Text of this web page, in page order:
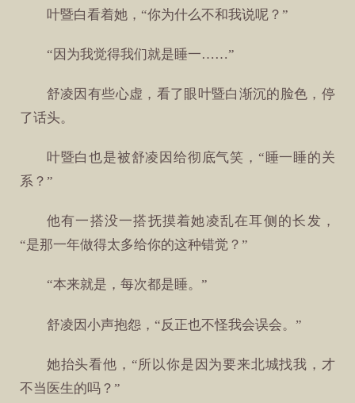
叶暨白看着她，“你为什么不和我说呢？”
“因为我觉得我们就是睡一……”
舒凌因有些心虚，看了眼叶暨白渐沉的脸色，停
了话头。
叶暨白也是被舒凌因给彻底气笑，“睡一睡的关
系？”
他有一搭没一搭抚摸着她凌乱在耳侧的长发，
“是那一年做得太多给你的这种错觉？”
“本来就是，每次都是睡。”
舒凌因小声抱怨，“反正也不怪我会误会。”
她抬头看他，“所以你是因为要来北城找我，才
不当医生的吗？”